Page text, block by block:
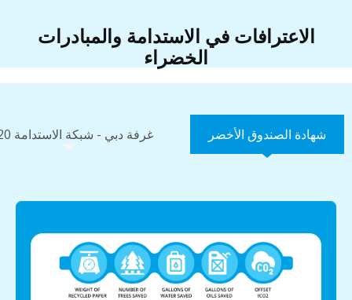
الاعترافات في الاستدامة والمبادرات
الخضراء
شهادة الصندوق الأخضر غرفة دبي - شبكة الاستدامة 2020